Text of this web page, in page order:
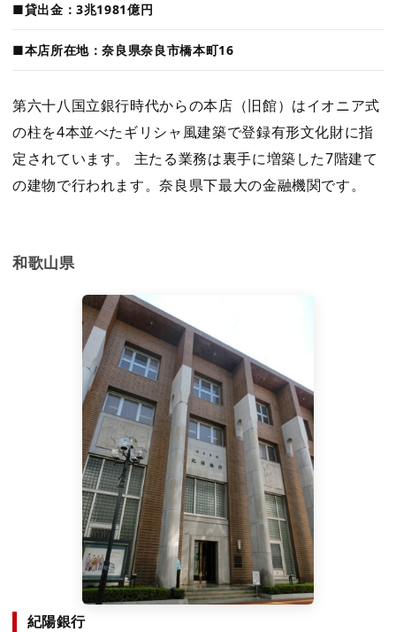
■貸出金：3兆1981億円
■本店所在地：奈良県奈良市橋本町16
第六十八国立銀行時代からの本店（旧館）はイオニア式
の柱を4本並べたギリシャ風建築で登録有形文化財に指
定されています。 主たる業務は裏手に増築した7階建て
の建物で行われます。奈良県下最大の金融機関です。
和歌山県
紀陽銀行